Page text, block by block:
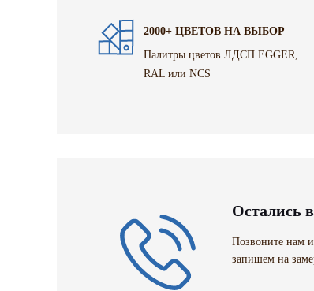
2000+ ЦВЕТОВ НА ВЫБОР
Палитры цветов ЛДСП EGGER,
RAL или NCS
Остались
Позвоните нам
запишем на